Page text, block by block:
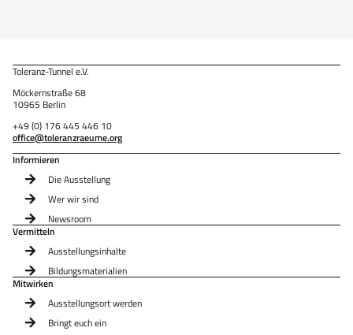
Toleranz-Tunnel e.V.
Möckernstraße 68
10965 Berlin
+49 (0) 176 445 446 10
office@toleranzraeume.org
Informieren
Die Ausstellung
Wer wir sind
Newsroom
Vermitteln
Ausstellungsinhalte
Bildungsmaterialien
Mitwirken
Ausstellungsort werden
Bringt euch ein